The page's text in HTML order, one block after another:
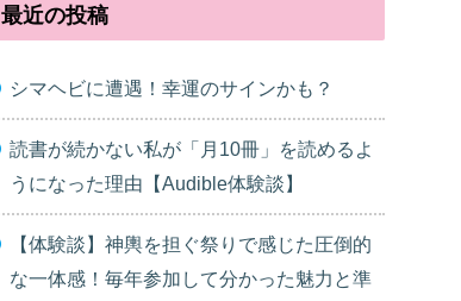
最近の投稿
シマヘビに遭遇！幸運のサインかも？
読書が続かない私が「月10冊」を読めるよ
うになった理由【Audible体験談】
【体験談】神輿を担ぐ祭りで感じた圧倒的
な一体感！毎年参加して分かった魅力と準